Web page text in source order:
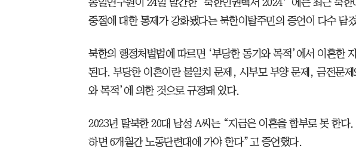
통일연구원이 24일 발간한 ‘북한인권백서 2024′에는 최근 북한
중절에 대한 통제가 강화됐다는 북한이탈주민의 증언이 다수 담
북한의 행정처벌법에 따르면 ‘부당한 동기와 목적’에서 이혼한
된다. 부당한 이혼이란 불일치 문제, 시부모 부양 문제, 금전문제
와 목적’에 의한 것으로 규정돼 있다.
2023년 탈북한 20대 남성 A씨는 “지금은 이혼을 함부로 못 한다
하면 6개월간 노동단련대에 가야 한다”고 증언했다.